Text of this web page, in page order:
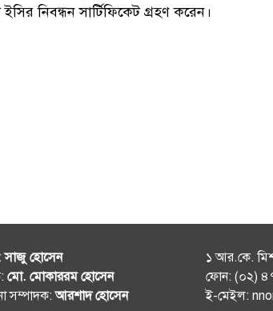
নিবন্ধন সার্টিফিকেট গ্রহণ করেন।
সাজু হোসেন
মো. মোকাররম হোসেন
সম্পাদক:আরশাদ হোসেন
১ আর.কে.
ফোন: (০২)
ই-মেইল: